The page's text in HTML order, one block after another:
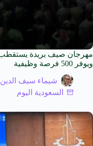
ويوفر 500 فرصة وظيفية
شيماء سيف الدين
السعودية اليوم